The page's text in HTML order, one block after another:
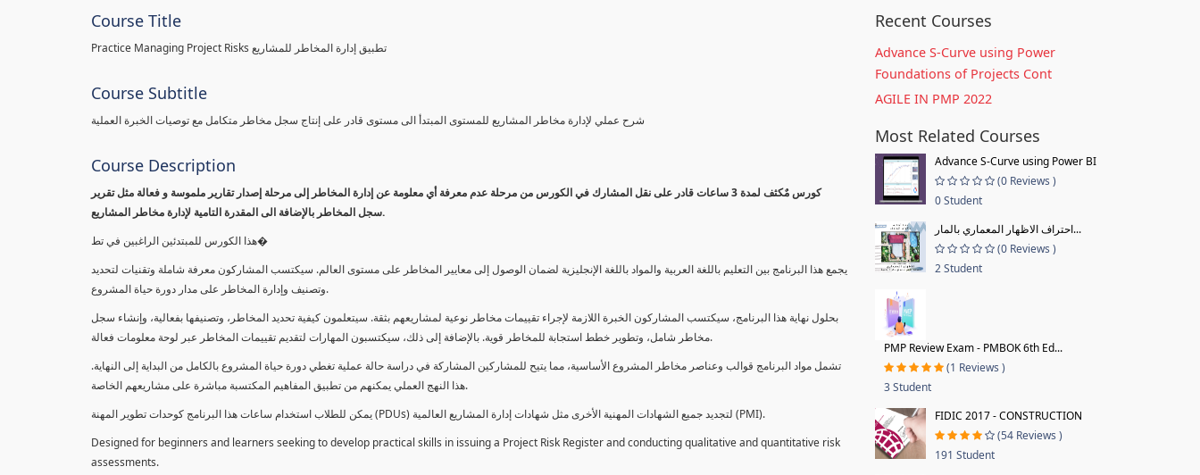
Course Title
Practice Managing Project Risks تطبيق إدارة المخاطر للمشاريع
Course Subtitle
شرح عملي لإدارة مخاطر المشاريع للمستوى المبتدأ الى مستوى قادر على إنتاج سجل مخاطر متكامل مع توصيات الخبرة العملية
Course Description
كورس مٌكثف لمدة 3 ساعات قادر على نقل المشارك في الكورس من مرحلة عدم معرفة أي معلومة عن إدارة المخاطر إلى مرحلة إصدار تقارير ملموسة و فعالة مثل تقرير
سجل المخاطر بالإضافة الى المقدرة التامية لإدارة مخاطر المشاريع.
هذا الكورس للمبتدئين الراغبين في تط�
يجمع هذا البرنامج بين التعليم باللغة العربية والمواد باللغة الإنجليزية لضمان الوصول إلى معايير المخاطر على مستوى العالم. سيكتسب المشاركون معرفة شاملة وتقنيات لتحديد
وتصنيف وإدارة المخاطر على مدار دورة حياة المشروع.
بحلول نهاية هذا البرنامج، سيكتسب المشاركون الخبرة اللازمة لإجراء تقييمات مخاطر نوعية لمشاريعهم بثقة. سيتعلمون كيفية تحديد المخاطر، وتصنيفها بفعالية، وإنشاء سجل
مخاطر شامل، وتطوير خطط استجابة للمخاطر قوية. بالإضافة إلى ذلك، سيكتسبون المهارات لتقديم تقييمات المخاطر عبر لوحة معلومات فعالة.
تشمل مواد البرنامج قوالب وعناصر مخاطر المشروع الأساسية، مما يتيح للمشاركين المشاركة في دراسة حالة عملية تغطي دورة حياة المشروع بالكامل من البداية إلى النهاية.
هذا النهج العملي يمكنهم من تطبيق المفاهيم المكتسبة مباشرة على مشاريعهم الخاصة.
يمكن للطلاب استخدام ساعات هذا البرنامج كوحدات تطوير المهنة (PDUs) لتجديد جميع الشهادات المهنية الأخرى مثل شهادات إدارة المشاريع العالمية (PMI).
Designed for beginners and learners seeking to develop practical skills in issuing a Project Risk Register and conducting qualitative and quantitative risk
assessments.
Recent Courses
Advance S-Curve using Power
Foundations of Projects Cont
AGILE IN PMP 2022
Most Related Courses
Advance S-Curve using Power BI
(0 Reviews )
0 Student
احتراف الاظهار المعماري بالمار...
(0 Reviews )
2 Student
PMP Review Exam - PMBOK 6th Ed...
(1 Reviews )
3 Student
FIDIC 2017 - CONSTRUCTION
(54 Reviews )
191 Student